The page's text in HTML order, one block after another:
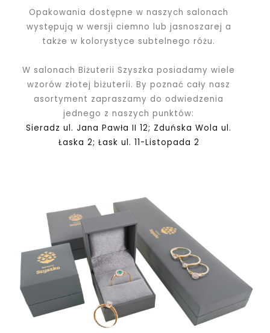
Opakowania dostępne w naszych salonach
występują w wersji ciemno lub jasnoszarej a
także w kolorystyce subtelnego różu.
W salonach Biżuterii Szyszka posiadamy wiele
wzorów złotej biżuterii. By poznać cały nasz
asortyment zapraszamy do odwiedzenia
jednego z naszych punktów:
Sieradz ul. Jana Pawła II 12; Zduńska Wola ul.
Łaska 2; Łask ul. 11-Listopada 2